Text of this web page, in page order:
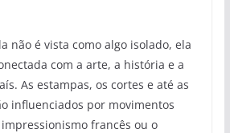
não é vista como algo isolado, ela
com a arte, a história e a
As estampas, os cortes e até as
influenciados por movimentos
francês ou o